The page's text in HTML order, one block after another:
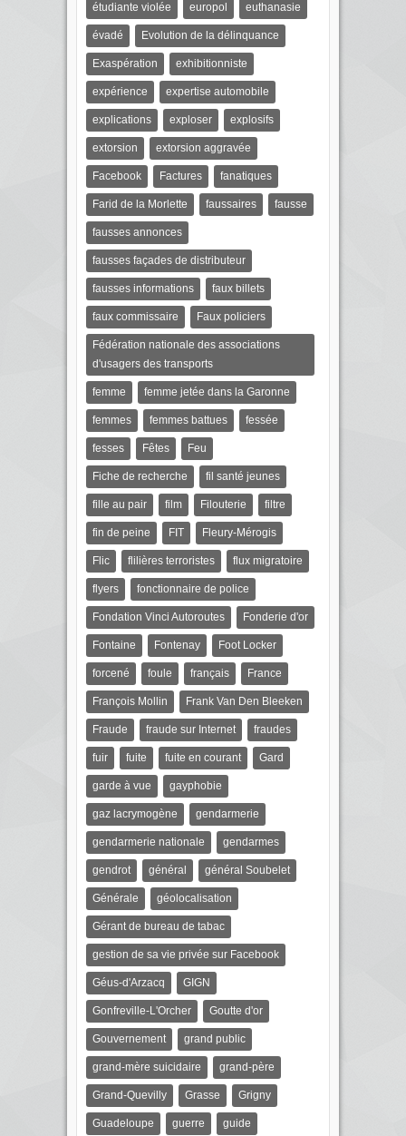
étudiante violée europol euthanasie
évadé Evolution de la délinquance
Exaspération exhibitionniste
expérience expertise automobile
explications exploser explosifs
extorsion extorsion aggravée
Facebook Factures fanatiques
Farid de la Morlette faussaires fausse
fausses annonces
fausses façades de distributeur
fausses informations faux billets
faux commissaire Faux policiers
Fédération nationale des associations
d'usagers des transports
femme femme jetée dans la Garonne
femmes femmes battues fessée
fesses Fêtes Feu
Fiche de recherche fil santé jeunes
fille au pair film Filouterie filtre
fin de peine FIT Fleury-Mérogis
Flic flilières terroristes flux migratoire
flyers fonctionnaire de police
Fondation Vinci Autoroutes Fonderie d'or
Fontaine Fontenay Foot Locker
forcené foule français France
François Mollin Frank Van Den Bleeken
Fraude fraude sur Internet fraudes
fuir fuite fuite en courant Gard
garde à vue gayphobie
gaz lacrymogène gendarmerie
gendarmerie nationale gendarmes
gendrot général général Soubelet
Générale géolocalisation
Gérant de bureau de tabac
gestion de sa vie privée sur Facebook
Géus-d'Arzacq GIGN
Gonfreville-L'Orcher Goutte d'or
Gouvernement grand public
grand-mère suicidaire grand-père
Grand-Quevilly Grasse Grigny
Guadeloupe guerre guide